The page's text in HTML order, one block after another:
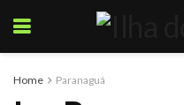
Home Paranaguá